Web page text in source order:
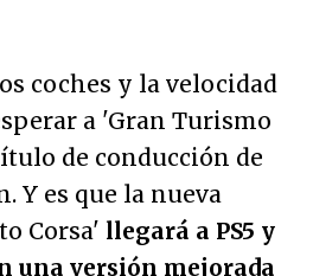
coches y la velocidad
a 'Gran Turismo
de conducción de
Y es que la nueva
Corsa' llegará a PS5 y
una versión mejorada